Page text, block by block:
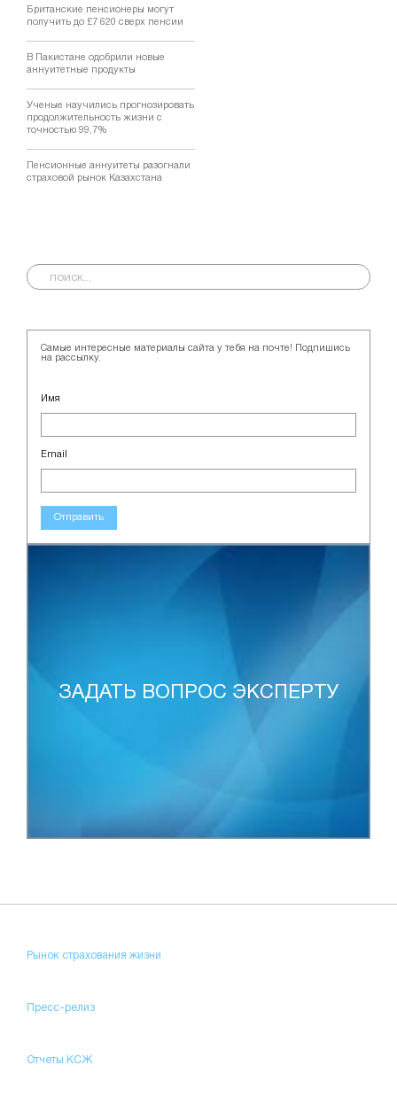
Британские пенсионеры могут
получить до £7 620 сверх пенсии
В Пакистане одобрили новые
аннуитетные продукты
Ученые научились прогнозировать
продолжительность жизни с
точностью 99,7%
Пенсионные аннуитеты разогнали
страховой рынок Казахстана
Самые интересные материалы сайта у тебя на почте! Подпишись
на рассылку.
Имя
Email
Отправить
ЗАДАТЬ ВОПРОС ЭКСПЕРТУ
Рынок страхования жизни
Пресс-релиз
Отчеты КСЖ